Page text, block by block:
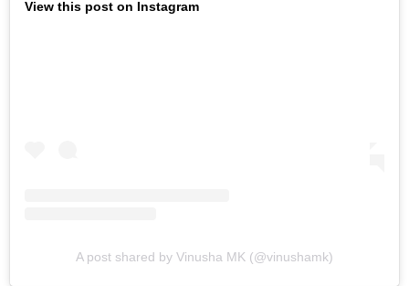
View this post on Instagram
A post shared by Vinusha MK (@vinushamk)